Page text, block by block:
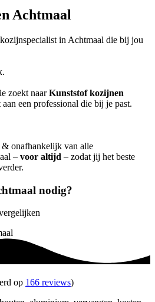
Achtmaal
in Achtmaal die bij jou
zoekt naarKunststof kozijnen
een professional die bij je past.
onafhankelijk van alle
– voor altijd – zodat jij het beste
nodig?
op 166 reviews)